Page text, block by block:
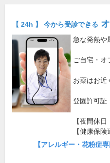
【 24h 】 今から受診できる
急な発熱や
ご自宅・オ
お薬はお近
登園許可証
【夜間休日
【健康保険
【アレルギー・花粉症